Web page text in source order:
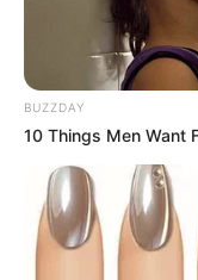
in hindi
By admin
BUZZDAY
10 Things Men Want